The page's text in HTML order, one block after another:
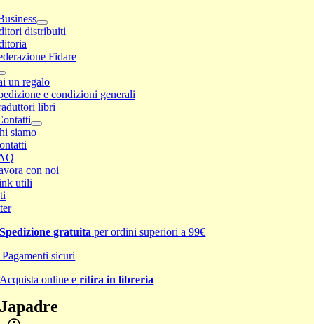
distribuiti
Fidare
un regalo
e condizioni generali
libri
siamo
con noi
utili
Spedizione gratuita per ordini superiori a 99€
Pagamenti sicuri
Acquista online eritira in libreria
Japadre